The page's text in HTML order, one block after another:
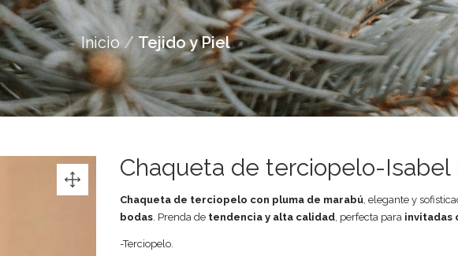
Inicio Tejido y Piel
Chaqueta de terciopelo-Isabel
Chaqueta de terciopelo con pluma de marabú, elegante y
bodas. Prenda de tendencia y alta calidad, perfecta para invitadas
-Terciopelo.